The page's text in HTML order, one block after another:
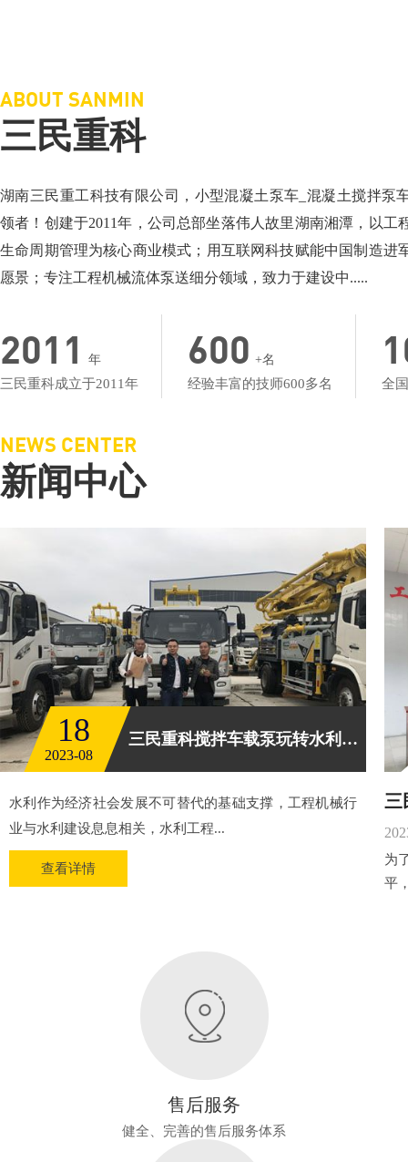
ABOUT SANMIN
三民重科
湖南三民重工科技有限公司，小型混凝土泵车_混凝土搅拌泵
领者！创建于2011年，公司总部坐落伟人故里湖南湘潭，以工
生命周期管理为核心商业模式；用互联网科技赋能中国制造进
愿景；专注工程机械流体泵送细分领域，致力于建设中.....
2011 年
三民重科成立于2011年 600 +名
经验丰富的技师600多名 全
NEWS CENTER
新闻中心
18
2023-08
三民重科搅拌车载泵玩转水利工程
水利作为经济社会发展不可替代的基础支撑，工程机械行
业与水利建设息息相关，水利工程...
查看详情
三
为
平
售后服务
健全、完善的售后服务体系